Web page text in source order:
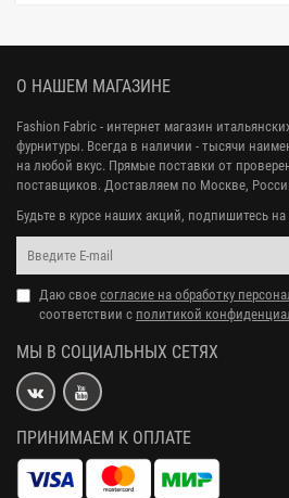
О НАШЕМ МАГАЗИНЕ
Fashion Fabric - интернет магазин
фурнитуры. Всегда в наличии - тысячи
на любой вкус. Прямые поставки от
поставщиков. Доставляем по Москве,
Будьте в курсе наших акций, подпишитесь на
Даю свое согласие на обработку
соответствии с политикой
МЫ В СОЦИАЛЬНЫХ СЕТЯХ
ПРИНИМАЕМ К ОПЛАТЕ